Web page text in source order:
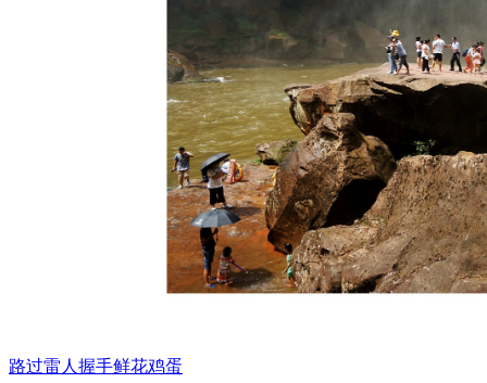
路过雷人 握手鲜花鸡蛋